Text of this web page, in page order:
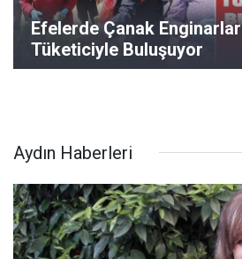
Efelerde Çanak Enginarlar
Tüketiciyle Buluşuyor
Aydın Haberleri